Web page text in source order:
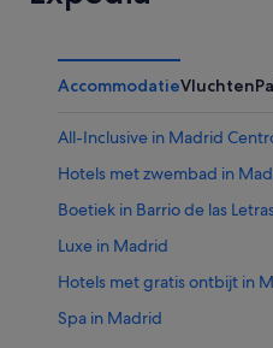
AccommodatieVluchten
All-Inclusive in Madrid
Hotels met zwembad in
Boetiek in Barrio de las
Luxe in Madrid
Hotels met gratis ontbijt in
Spa in Madrid